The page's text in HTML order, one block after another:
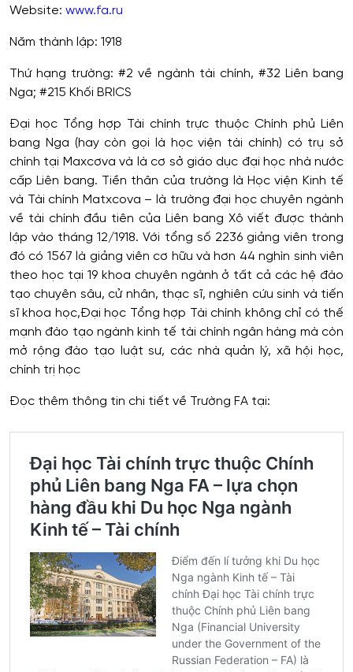
Website: www.fa.ru
Năm thành lập: 1918
Thứ hạng trường: #2 về ngành tài chính, #32 Liên bang
Nga; #215 Khối BRICS
Đại học Tổng hợp Tài chính trực thuộc Chính phủ Liên
bang Nga (hay còn gọi là học viện tài chính) có trụ sở
chính tại Maxcơva và là cơ sở giáo dục đại học nhà nước
cấp Liên bang. Tiền thân của trường là Học viện Kinh tế
và Tài chính Matxcova – là trường đại học chuyên ngành
về tài chính đầu tiên của Liên bang Xô viết được thành
lập vào tháng 12/1918. Với tổng số 2236 giảng viên trong
đó có 1567 là giảng viên cơ hữu và hơn 44 nghìn sinh viên
theo học tại 19 khoa chuyên ngành ở tất cả các hệ đào
tạo chuyên sâu, cử nhân, thạc sĩ, nghiên cứu sinh và tiến
sĩ khoa học,Đại học Tổng hợp Tài chính không chỉ có thế
mạnh đào tạo ngành kinh tế tài chính ngân hàng mà còn
mở rộng đào tạo luật sư, các nhà quản lý, xã hội học,
chính trị học
Đọc thêm thông tin chi tiết về Trường FA tại: